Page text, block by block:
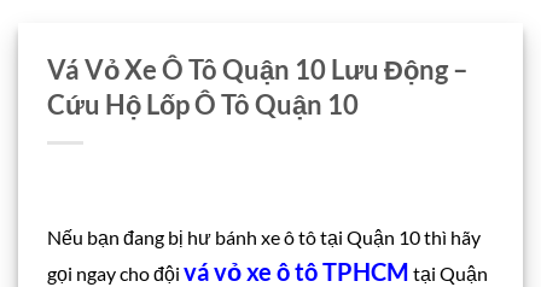
Vá Vỏ Xe Ô Tô Quận 10 Lưu Động –
Cứu Hộ Lốp Ô Tô Quận 10
Nếu bạn đang bị hư bánh xe ô tô tại Quận 10 thì hãy
gọi ngay cho đội vá vỏ xe ô tô TPHCM tại Quận